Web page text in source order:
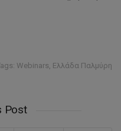
Webinars Ελλάδα Παλμύρη
Post